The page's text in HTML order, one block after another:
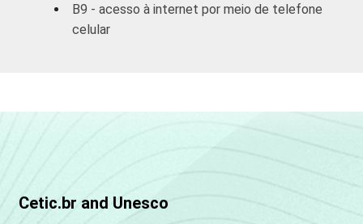
Ensino
7
LABORATÓRIO DE
INSTALADA NO
LABORATÓRIO DE
B9 - acesso à internet por meio de telefone
celular
Cetic.br and Unesco